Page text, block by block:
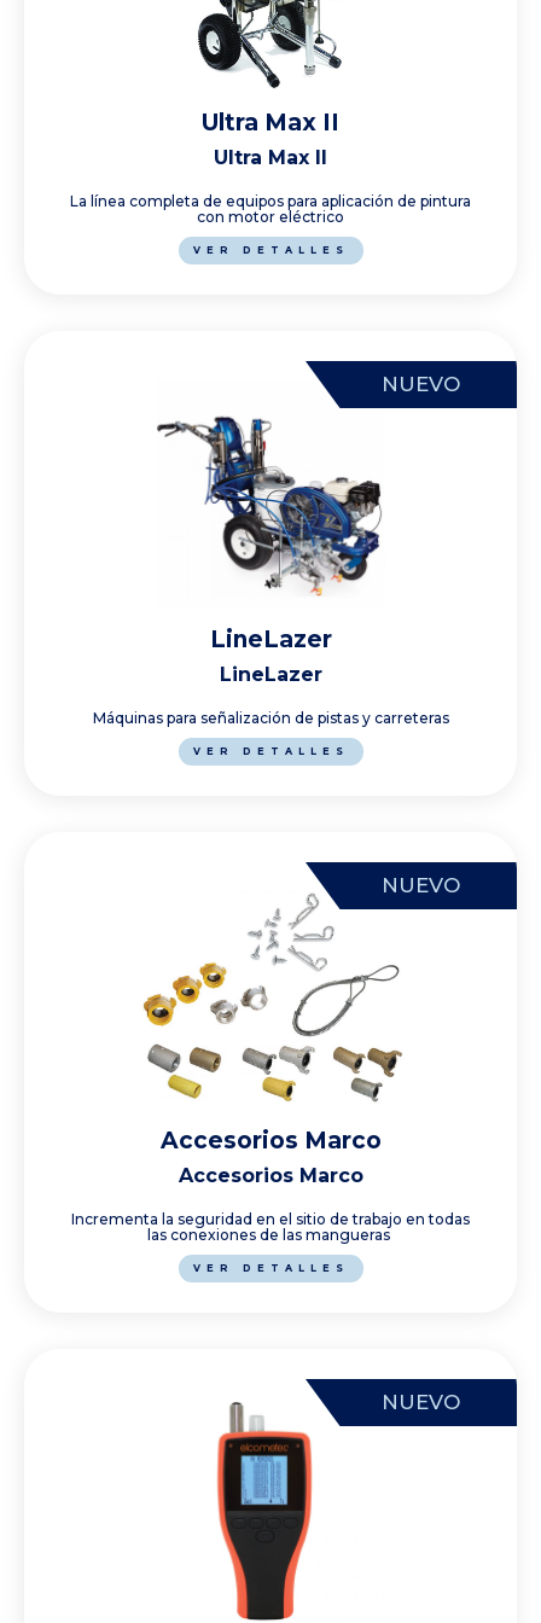
Ultra Max II
Ultra Max II
La línea completa de equipos para aplicación de pintura
con motor eléctrico
VER DETALLES
NUEVO
LineLazer
LineLazer
Máquinas para señalización de pistas y carreteras
VER DETALLES
NUEVO
Accesorios Marco
Accesorios Marco
Incrementa la seguridad en el sitio de trabajo en todas
las conexiones de las mangueras
VER DETALLES
NUEVO